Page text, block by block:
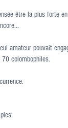
être la plus forte
amateur pouvait
colombophiles.